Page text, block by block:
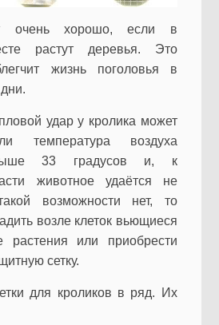
очень хорошо, если в
растут деревья. Это
жизнь поголовья в
удар у кролика может
температура воздуха
33 градусов и, к
животное удаётся не
возможности нет, то
возле клеток вьющиеся
растения или приобрести
сетку.
для кроликов в ряд. Их